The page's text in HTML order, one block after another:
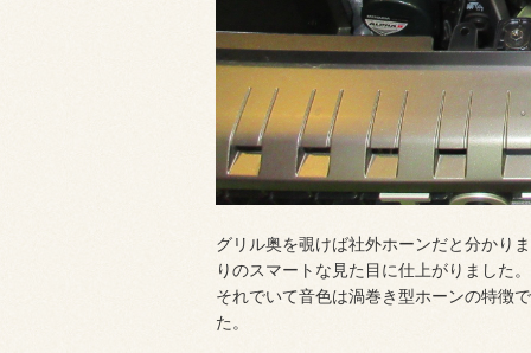
グリル奥を覗けば社外ホーンだと分かり
りのスマートな見た目に仕上がりました。
それでいて音色は渦巻き型ホーンの特徴
た。